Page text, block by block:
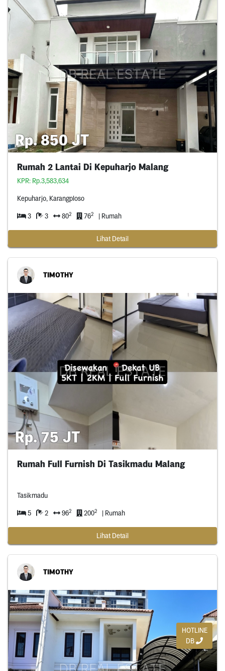
Rp. 850 JT
Rumah 2 Lantai Di Kepuharjo Malang
KPR: Rp.3,583,634
Kepuharjo, Karangploso
3 3 802 762 | Rumah
Lihat Detail
TIMOTHY
Rp. 75 JT
Rumah Full Furnish Di Tasikmadu Malang
Tasikmadu
5 2 962 2002 | Rumah
Lihat Detail
TIMOTHY
HOTLINE
DB